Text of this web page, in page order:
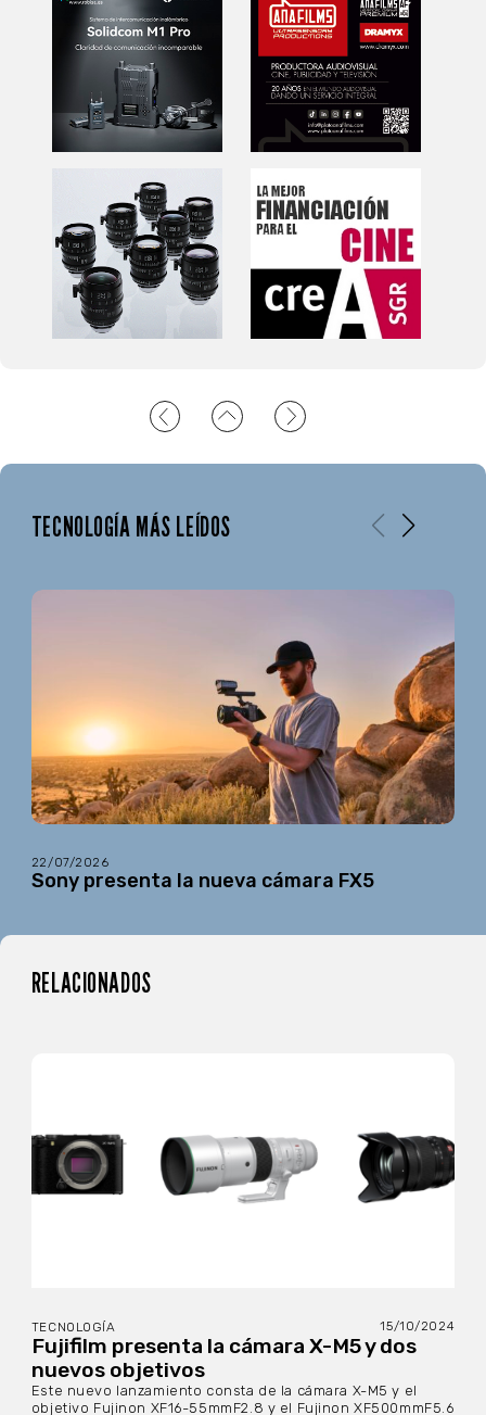
TECNOLOGÍA MÁS LEÍDOS
22/07/2026
Sony presenta la nueva cámara FX5
RELACIONADOS
TECNOLOGÍA 15/10/2024
Fujifilm presenta la cámara X-M5 y dos
nuevos objetivos
Este nuevo lanzamiento consta de la cámara X-M5 y el
objetivo Fujinon XF16-55mmF2.8 y el Fujinon XF500mmF5.6